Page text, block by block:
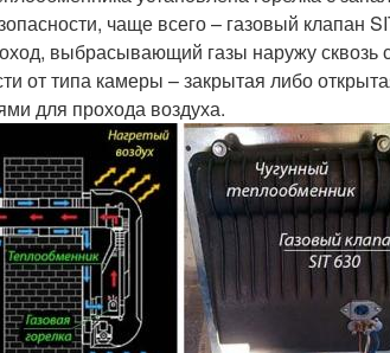
чаще всего – газовый клапан
выбрасывающий газы наружу сквозь
от типа камеры – закрытая либо
для прохода воздуха.